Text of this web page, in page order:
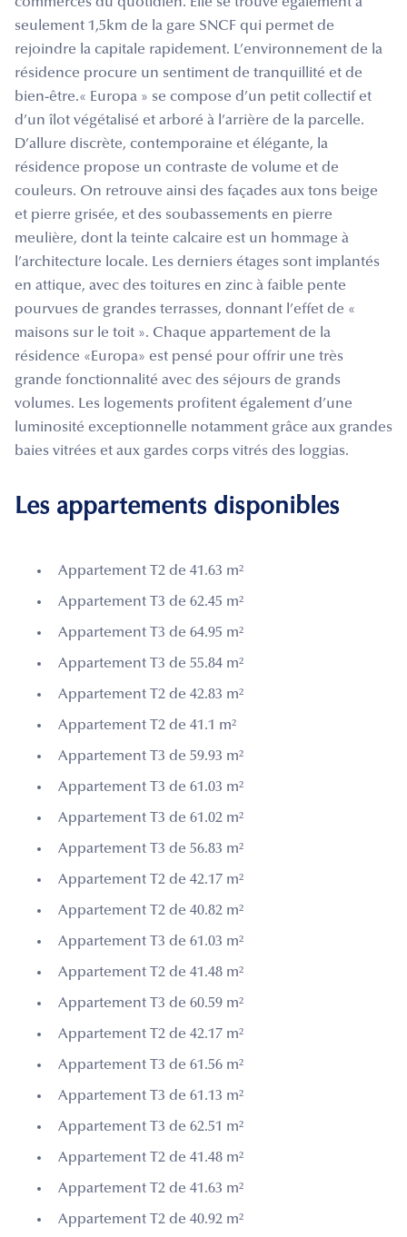
seulement 1,5km de la gare SNCF qui permet de
rejoindre la capitale rapidement. L’environnement de la
résidence procure un sentiment de tranquillité et de
bien-être.« Europa » se compose d’un petit collectif et
d’un îlot végétalisé et arboré à l’arrière de la parcelle.
D’allure discrète, contemporaine et élégante, la
résidence propose un contraste de volume et de
couleurs. On retrouve ainsi des façades aux tons beige
et pierre grisée, et des soubassements en pierre
meulière, dont la teinte calcaire est un hommage à
l’architecture locale. Les derniers étages sont implantés
en attique, avec des toitures en zinc à faible pente
pourvues de grandes terrasses, donnant l’effet de «
maisons sur le toit ». Chaque appartement de la
résidence «Europa» est pensé pour offrir une très
grande fonctionnalité avec des séjours de grands
volumes. Les logements profitent également d’une
luminosité exceptionnelle notamment grâce aux grandes
baies vitrées et aux gardes corps vitrés des loggias.
Les appartements disponibles
Appartement T2 de 41.63 m²
Appartement T3 de 62.45 m²
Appartement T3 de 64.95 m²
Appartement T3 de 55.84 m²
Appartement T2 de 42.83 m²
Appartement T2 de 41.1 m²
Appartement T3 de 59.93 m²
Appartement T3 de 61.03 m²
Appartement T3 de 61.02 m²
Appartement T3 de 56.83 m²
Appartement T2 de 42.17 m²
Appartement T2 de 40.82 m²
Appartement T3 de 61.03 m²
Appartement T2 de 41.48 m²
Appartement T3 de 60.59 m²
Appartement T2 de 42.17 m²
Appartement T3 de 61.56 m²
Appartement T3 de 61.13 m²
Appartement T3 de 62.51 m²
Appartement T2 de 41.48 m²
Appartement T2 de 41.63 m²
Appartement T2 de 40.92 m²